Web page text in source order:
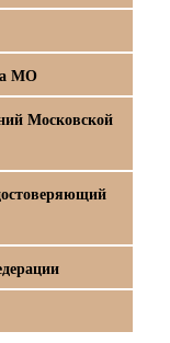
МО
Московской